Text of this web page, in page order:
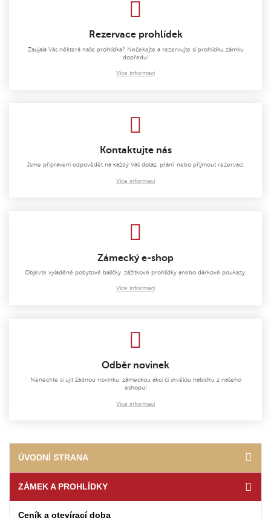
Rezervace prohlídek
Zaujala Vás některá naše prohlídka? Nečekejte a rezervujte si prohlídku zámku
dopředu!
Více informací
Kontaktujte nás
Jsme připraveni odpovědět na každý Váš dotaz, přání, nebo přijmout rezervaci.
Více informací
Zámecký e-shop
Objevte vyladěné pobytové balíčky, zážitkové prohlídky anebo dárkové poukazy.
Více informací
Odběr novinek
Nenechte si ujít žádnou novinku, zámeckou akci či skvělou nabídku z našeho
eshopu!
Více informací
ÚVODNÍ STRANA
ZÁMEK A PROHLÍDKY
Ceník a otevírací doba